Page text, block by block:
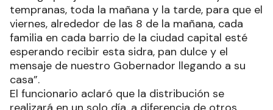
tempranas, toda la mañana y la tarde, para que el
viernes, alrededor de las 8 de la mañana, cada
familia en cada barrio de la ciudad capital esté
esperando recibir esta sidra, pan dulce y el
mensaje de nuestro Gobernador llegando a su
casa”.
El funcionario aclaró que la distribución se